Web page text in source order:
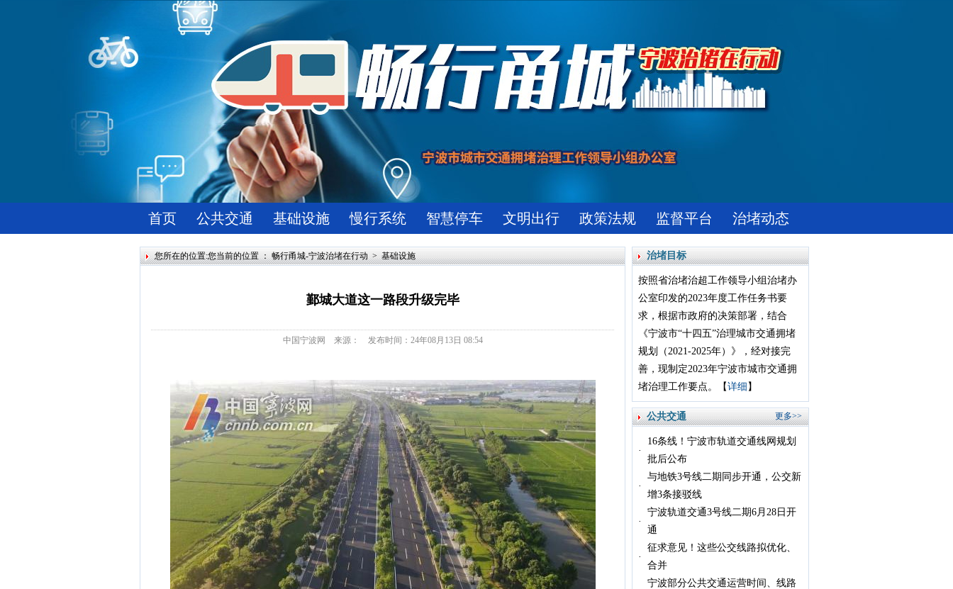
首页 公共交通 基础设施 慢行系统 智慧停车 文明出行 政策法规 监督平台 治堵动态
您所在的位置:您当前的位置 ：畅行甬城-宁波治堵在行动>基础设施
鄞城大道这一路段升级完毕
中国宁波网 来源： 发布时间：24年08月13日 08:54
治堵目标
按照省治堵治超工作领导小组治堵办
公室印发的2023年度工作任务书要
求，根据市政府的决策部署，结合
《宁波市“十四五”治理城市交通拥堵
规划（2021-2025年）》，经对接完
善，现制定2023年宁波市城市交通拥
堵治理工作要点。【详细 】
公共交通 更多>>
16条线！宁波市轨道交通线网规划
批后公布
与地铁3号线二期同步开通，公交新
增3条接驳线
宁波轨道交通3号线二期6月28日开
通
征求意见！这些公交线路拟优化、
合并
宁波部分公共交通运营时间、线路